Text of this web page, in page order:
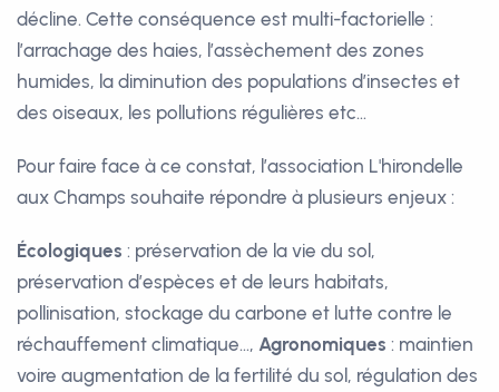
décline. Cette conséquence est multi-factorielle :
l’arrachage des haies, l’assèchement des zones
humides, la diminution des populations d’insectes et
des oiseaux, les pollutions régulières etc…
Pour faire face à ce constat, l’association L'hirondelle
aux Champs souhaite répondre à plusieurs enjeux :
Écologiques : préservation de la vie du sol,
préservation d’espèces et de leurs habitats,
pollinisation, stockage du carbone et lutte contre le
réchauffement climatique…, Agronomiques : maintien
voire augmentation de la fertilité du sol, régulation des